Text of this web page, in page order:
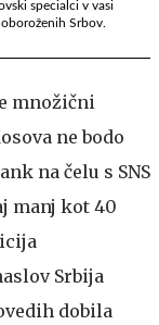
specialci v vasi
Srbov.
množični
ne bodo
na čelu s SNS
manj kot 40
Srbija
dobila